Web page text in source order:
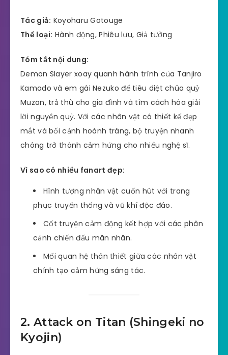
Tác giả: Koyoharu Gotouge
Thể loại: Hành động, Phiêu lưu, Giả tưởng
Tóm tắt nội dung:
Demon Slayer xoay quanh hành trình của Tanjiro
Kamado và em gái Nezuko để tiêu diệt chúa quỷ
Muzan, trả thù cho gia đình và tìm cách hóa giải
lời nguyền quỷ. Với các nhân vật có thiết kế đẹp
mắt và bối cảnh hoành tráng, bộ truyện nhanh
chóng trở thành cảm hứng cho nhiều nghệ sĩ.
Vì sao có nhiều fanart đẹp:
Hình tượng nhân vật cuốn hút với trang
phục truyền thống và vũ khí độc đáo.
Cốt truyện cảm động kết hợp với các phân
cảnh chiến đấu mãn nhãn.
Mối quan hệ thân thiết giữa các nhân vật
chính tạo cảm hứng sáng tác.
2. Attack on Titan (Shingeki no
Kyojin)